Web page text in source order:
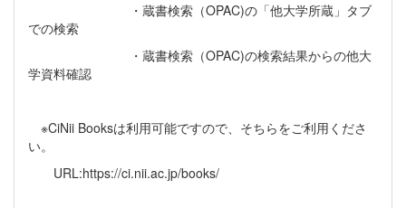
・蔵書検索（OPAC)の「他大学所蔵」タブ
での検索
・蔵書検索（OPAC)の検索結果からの他大
学資料確認
※CiNii Booksは利用可能ですので、そちらをご利用くださ
い。
URL:https://ci.nii.ac.jp/books/